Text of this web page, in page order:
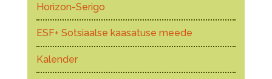
Horizon-Serigo
ESF+ Sotsiaalse kaasatuse meede
Kalender